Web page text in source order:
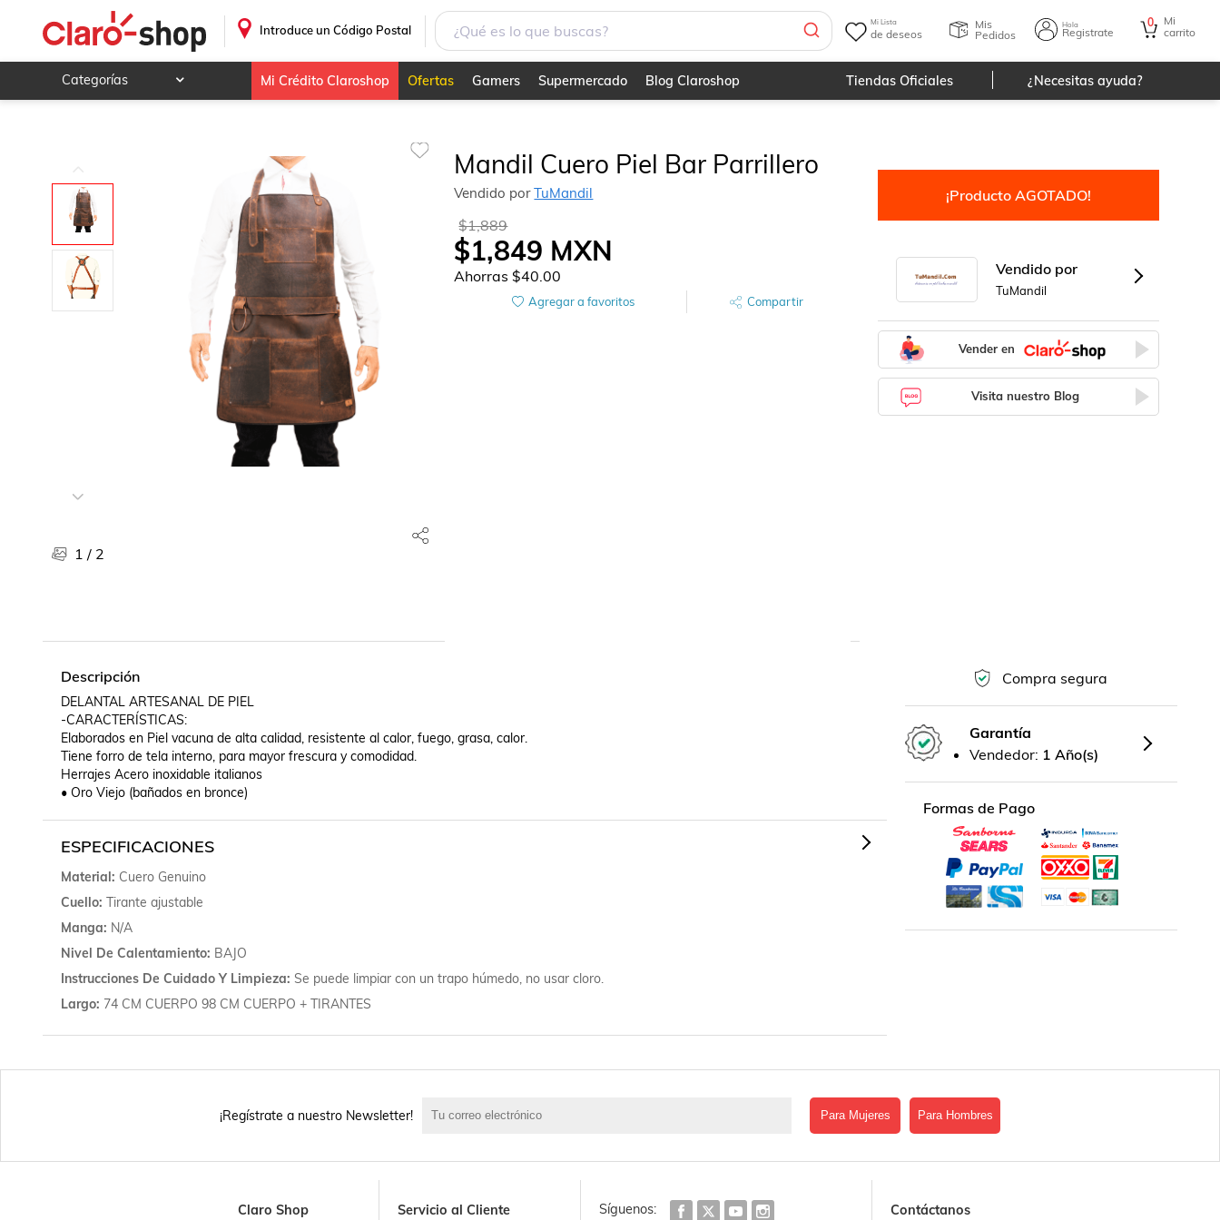
Introduce un Código Postal
Mi Lista
de deseos
Mis
Pedidos
Hola
Registrate
0
Mi
carrito
Categorías
Hogar y jardín
Deportes y ocio
Ferretería y autos
Ropa, calzado y accesorios
Mamá y bebé
Salud, belleza y cuidado personal
Bebidas
Mi Crédito Claroshop Ofertas Gamers Supermercado Blog Claroshop Tiendas Oficiales ¿Necesitas ayuda?
1 / 2
Mandil Cuero Piel Bar Parrillero
Vendido porTuMandil
$1,889
$1,849 MXN
Ahorras$40.00
Agregar a favoritos Compartir
¡Producto AGOTADO!
Vendido por
TuMandil
Vender en
Visita nuestro Blog
Descripción
DELANTAL ARTESANAL DE PIEL
-CARACTERÍSTICAS:
Elaborados en Piel vacuna de alta calidad, resistente al calor, fuego, grasa, calor.
Tiene forro de tela interno, para mayor frescura y comodidad.
Herrajes Acero inoxidable italianos
ESPECIFICACIONES
Material Cuero Genuino
Cuello Tirante ajustable
Manga N/A
Nivel De Calentamiento BAJO
Instrucciones De Cuidado Y Limpieza Se puede limpiar con un trapo húmedo, no usar cloro.
Largo 74 CM CUERPO 98 CM CUERPO + TIRANTES
Compra segura
Garantía
Vendedor: 1 Año(s)
Formas de Pago
¡Regístrate a nuestro Newsletter! Para Mujeres Para Hombres
Claro Shop Servicio al Cliente Síguenos: Contáctanos
Mandil Cuero Piel Bar Parrillero